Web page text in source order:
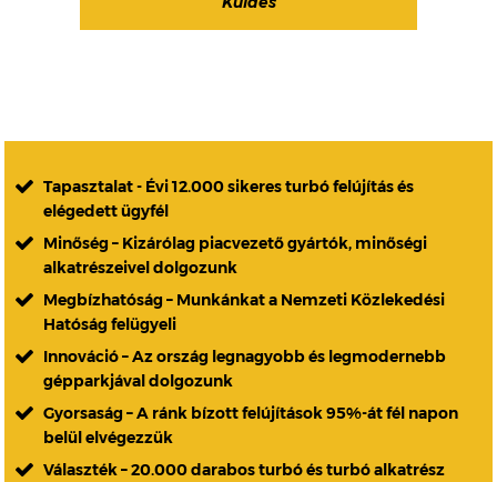
Tapasztalat - Évi 12.000 sikeres turbó felújítás és
elégedett ügyfél
Minőség – Kizárólag piacvezető gyártók, minőségi
alkatrészeivel dolgozunk
Megbízhatóság – Munkánkat a Nemzeti Közlekedési
Hatóság felügyeli
Innováció – Az ország legnagyobb és legmodernebb
gépparkjával dolgozunk
Gyorsaság – A ránk bízott felújítások 95%-át fél napon
belül elvégezzük
Választék – 20.000 darabos turbó és turbó alkatrész